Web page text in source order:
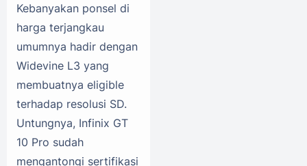
Kebanyakan ponsel di
harga terjangkau
umumnya hadir dengan
Widevine L3 yang
membuatnya eligible
terhadap resolusi SD.
Untungnya, Infinix GT
10 Pro sudah
mengantongi sertifikasi